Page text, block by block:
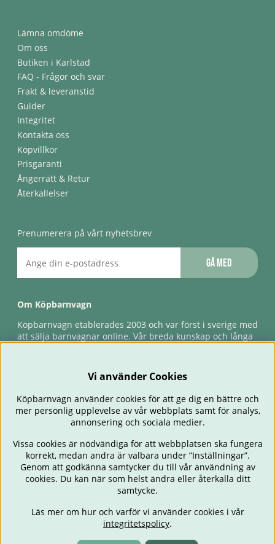
Lämna omdöme
Om oss
Butiken i Karlstad
FAQ - Frågor och svar
Frakt & leveranstid
Guider
Integritet
Kontakta oss
Köpvillkor
Prisgaranti
Ångerrätt & Retur
Återkallelser
Prenumerera på vårt nyhetsbrev
Gå med
Om Köpbarnvagn
Köpbarnvagn etablerades 2003 och var först i sverige med
att sälja barnvagnar online. Vår breda kunskap och långa
förlossningsgaranti & förlängd ångerrätt.
BARNVAGNAR BILSTOLAR BABY ÄTA & MATA
RESA
OUTLET
PRESENTTIPS
Vi använder Cookies
Köpbarnvagn använder cookies för att ge dig en bättre och
mer personlig upplevelse av vår webbplats samt för analys,
annonsering och sociala medier.
Vissa cookies är nödvändiga för att webbplatsen ska fungera
korrekt, medan andra är valbara under ”Inställningar”.
Genom att godkänna samtycker du till vår användning av
cookies. Du kan när som helst ändra eller återkalla ditt
samtycke.
Läs mer om hur och varför vi använder cookies i vår
integritetspolicy.